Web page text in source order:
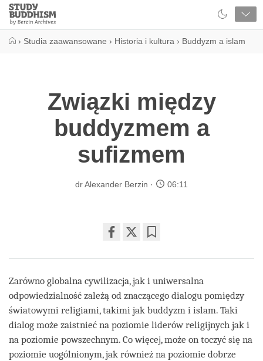
Close
Study
Buddhism
› Studia zaawansowane › Historia i kultura › Buddyzm a islam
Związki między
buddyzmem a
sufizmem
dr Alexander Berzin 06:11
on
facebook
Zarówno globalna cywilizacja, jak i uniwersalna
odpowiedzialność zależą od znaczącego dialogu pomiędzy
światowymi religiami, takimi jak buddyzm i islam. Taki
dialog może zaistnieć na poziomie liderów religijnych jak i
na poziomie powszechnym. Co więcej, może on toczyć się na
poziomie uogólnionym, jak również na poziomie dobrze